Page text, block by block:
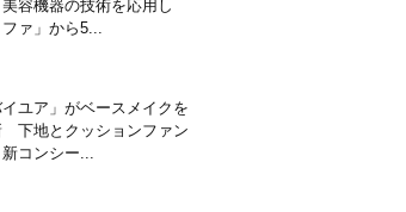
容機器の技術を応用し
ファ」から5...
イユア」がベースメイクを
下地とクッションファン
コンシー...